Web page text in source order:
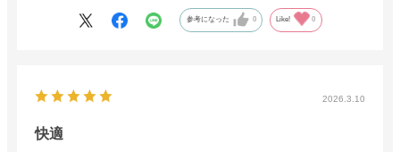
参考になった 0 Like! 0
2026.3.10
快適